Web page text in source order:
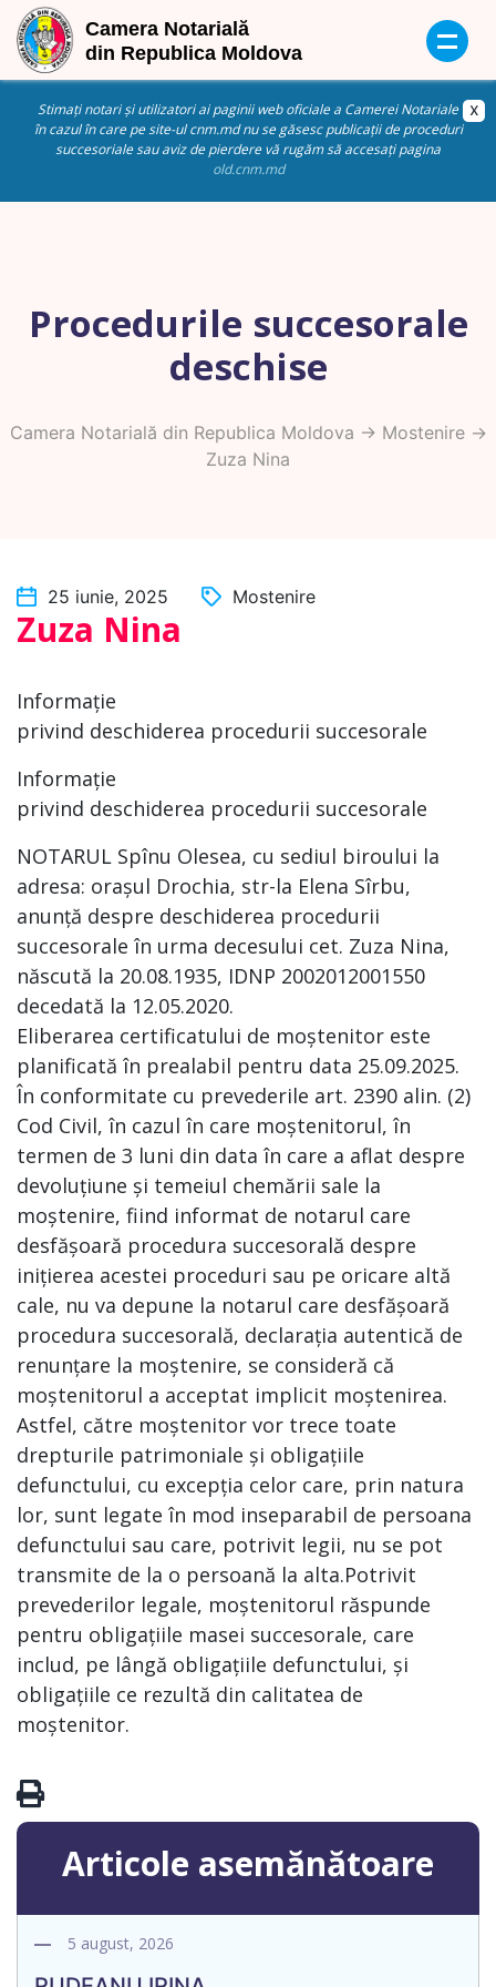
Stimați notari și utilizatori ai paginii web oficiale a Camerei Notariale
în cazul în care pe site-ul cnm.md nu se găsesc publicații de proceduri
succesoriale sau aviz de pierdere vă rugăm să accesați pagina
old.cnm.md
Procedurile succesorale
deschise
Camera Notarială din Republica Moldova -> Mostenire->
Zuza Nina
25 iunie, 2025 Mostenire
Zuza Nina
Informație
privind deschiderea procedurii succesorale
Informație
privind deschiderea procedurii succesorale
NOTARUL Spînu Olesea, cu sediul biroului la
adresa: orașul Drochia, str-la Elena Sîrbu,
anunță despre deschiderea procedurii
succesorale în urma decesului cet. Zuza Nina,
născută la 20.08.1935, IDNP 2002012001550
decedată la 12.05.2020.
Eliberarea certificatului de moștenitor este
planificată în prealabil pentru data 25.09.2025.
În conformitate cu prevederile art. 2390 alin. (2)
Cod Civil, în cazul în care moștenitorul, în
termen de 3 luni din data în care a aflat despre
devoluțiune și temeiul chemării sale la
moștenire, fiind informat de notarul care
desfășoară procedura succesorală despre
inițierea acestei proceduri sau pe oricare altă
cale, nu va depune la notarul care desfășoară
procedura succesorală, declarația autentică de
renunțare la moștenire, se consideră că
moștenitorul a acceptat implicit moștenirea.
Astfel, către moștenitor vor trece toate
drepturile patrimoniale și obligațiile
defunctului, cu excepția celor care, prin natura
lor, sunt legate în mod inseparabil de persoana
defunctului sau care, potrivit legii, nu se pot
transmite de la o persoană la alta.Potrivit
prevederilor legale, moștenitorul răspunde
pentru obligațiile masei succesorale, care
includ, pe lângă obligațiile defunctului, și
obligațiile ce rezultă din calitatea de
moștenitor.
Articole asemănătoare
5 august, 2026